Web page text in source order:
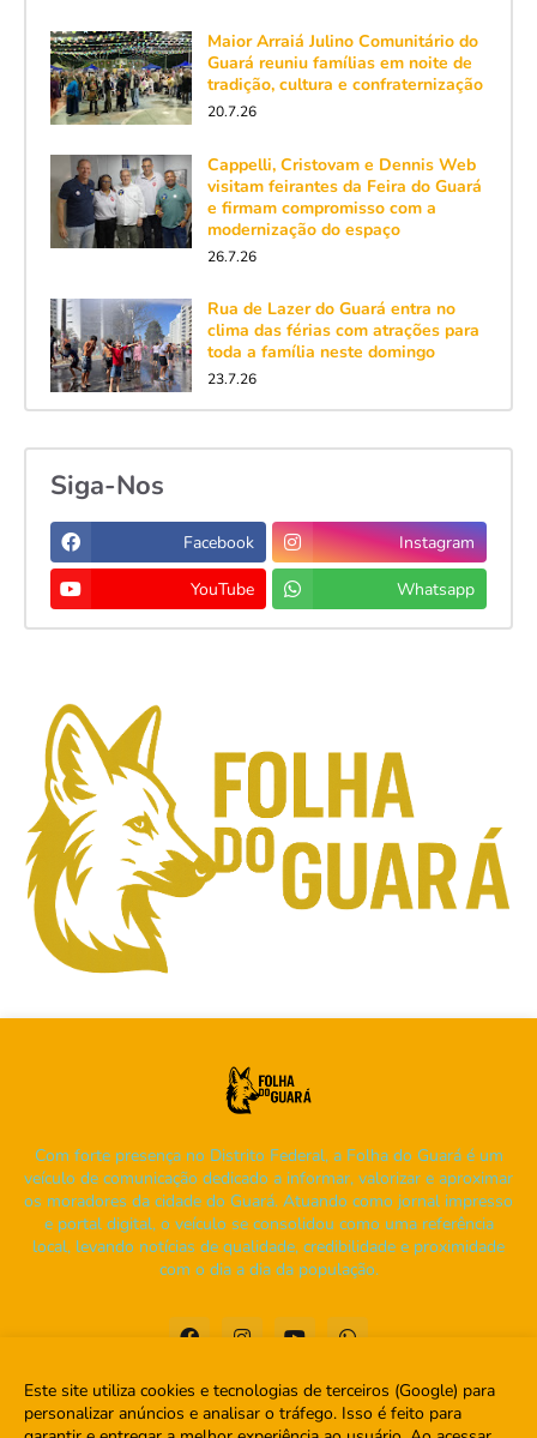
Maior Arraiá Julino Comunitário do
Guará reuniu famílias em noite de
tradição, cultura e confraternização
20.7.26
Cappelli, Cristovam e Dennis Web
visitam feirantes da Feira do Guará
e firmam compromisso com a
modernização do espaço
26.7.26
Rua de Lazer do Guará entra no
clima das férias com atrações para
toda a família neste domingo
23.7.26
Siga-Nos
Facebook Instagram
YouTube Whatsapp
Com forte presença no Distrito Federal, a Folha do Guará é um
veículo de comunicação dedicado a informar, valorizar e aproximar
os moradores da cidade do Guará. Atuando como jornal impresso
e portal digital, o veículo se consolidou como uma referência
local, levando notícias de qualidade, credibilidade e proximidade
com o dia a dia da população.
Este site utiliza cookies e tecnologias de terceiros (Google) para
personalizar anúncios e analisar o tráfego. Isso é feito para